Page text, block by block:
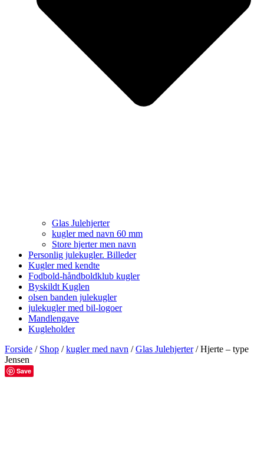
Glas Julehjerter
kugler med navn 60 mm
Store hjerter men navn
Personlig julekugler. Billeder
Kugler med kendte
Fodbold-håndboldklub kugler
Byskildt Kuglen
olsen banden julekugler
julekugler med bil-logoer
Mandlengave
Kugleholder
Forside / Shop /kugler med navn /Glas Julehjerter/ Hjerte – type
Jensen
Save